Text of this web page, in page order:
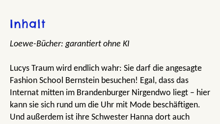
Inhalt
Loewe-Bücher: garantiert ohne KI
Lucys Traum wird endlich wahr: Sie darf die angesagte
Fashion School Bernstein besuchen! Egal, dass das
Internat mitten im Brandenburger Nirgendwo liegt – hier
kann sie sich rund um die Uhr mit Mode beschäftigen.
Und außerdem ist ihre Schwester Hanna dort auch